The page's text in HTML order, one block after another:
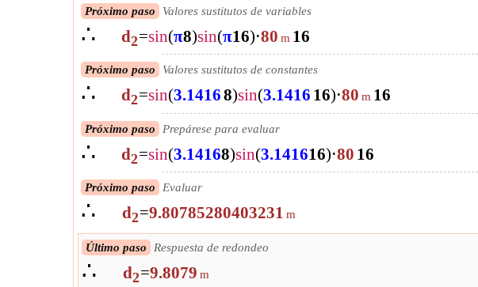
Próximo paso Valores sustitutos de variables
∴ d2=sin(π8)sin(π16)⋅80 m 16
Próximo paso Valores sustitutos de constantes
∴ d2=sin(3.14168)sin(3.1416 16)⋅80 m 16
Próximo paso Prepárese para evaluar
∴ d2=sin(3.14168)sin(3.141616)⋅80 16
Próximo paso Evaluar
∴ d2=9.80785280403231 m
Último paso Respuesta de redondeo
∴ d2=9.8079 m